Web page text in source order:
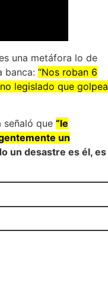
una metáfora lo de
banca: “Nos roban 6
legislado que golpea
señaló que “le
un
un desastre es él, es